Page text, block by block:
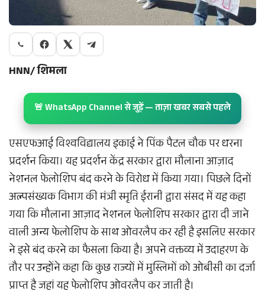
HNN/ शिमला
🚨 WhatsApp Channel से जुड़ें — ताज़ा खबर सबसे पहले
एसएफआई विश्वविद्यालय इकाई ने पिंक पैटल चौक पर धरना
प्रदर्शन किया। यह प्रदर्शन केंद्र सरकार द्वारा मौलाना आज़ाद
नेशनल फेलोशिप बंद करने के विरोध में किया गया। पिछले दिनों
अल्पसंख्यक विभाग की मंत्री स्मृति ईरानी द्वारा संसद में यह कहा
गया कि मौलाना आज़ाद नेशनल फेलोशिप सरकार द्वारा दी जाने
वाली अन्य फेलोशिप के साथ ओवरलैप कर रही है इसलिए सरकार
ने इसे बंद करने का फैसला किया है। अपने वक्तव्य में उदाहरण के
तौर पर उन्होंने कहा कि कुछ राज्यों में मुस्लिमों को ओबीसी का दर्जा
प्राप्त है जहां यह फेलोशिप ओवरलैप कर जाती है।